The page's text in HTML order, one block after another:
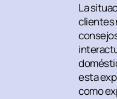
La
clientes
esta
como